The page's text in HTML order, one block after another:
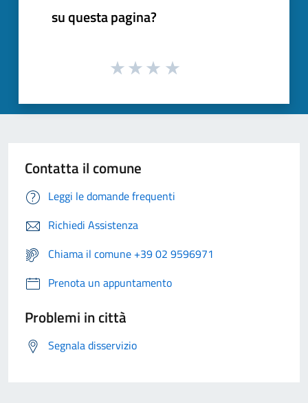
su questa pagina?
Contatta il comune
Leggi le domande frequenti
Richiedi Assistenza
Chiama il comune +39 02 9596971
Prenota un appuntamento
Problemi in città
Segnala disservizio